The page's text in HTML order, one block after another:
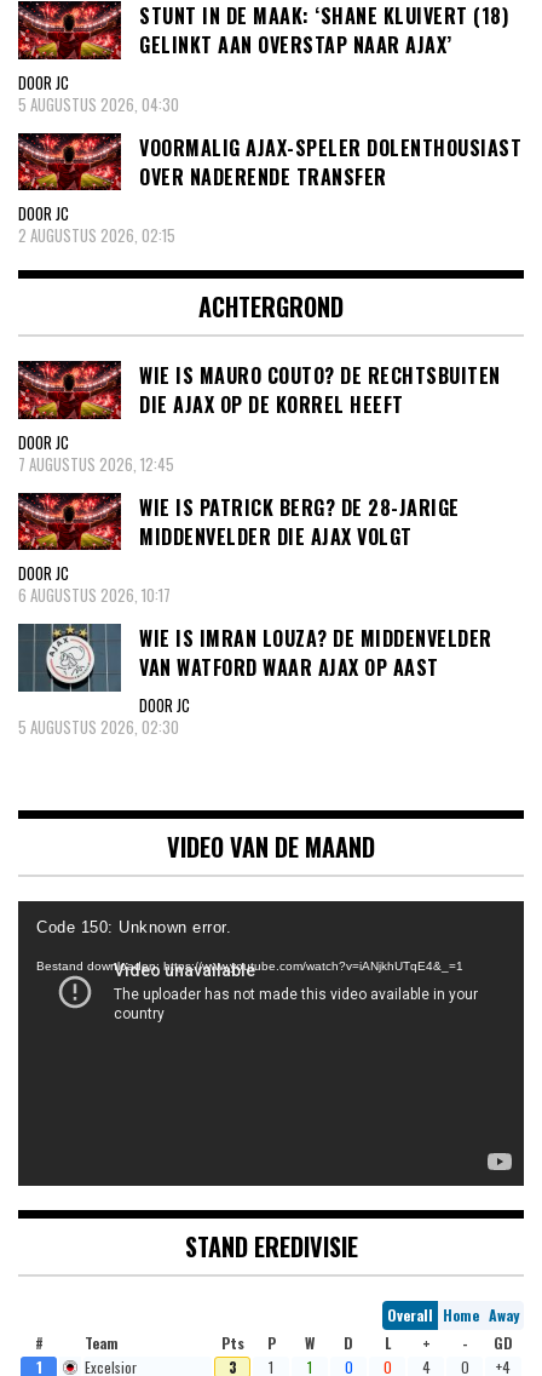
STUNT IN DE MAAK: ‘SHANE KLUIVERT (18)
GELINKT AAN OVERSTAP NAAR AJAX’
DOOR JC
5 AUGUSTUS 2026, 04:30
VOORMALIG AJAX-SPELER DOLENTHOUSIAST
OVER NADERENDE TRANSFER
DOOR JC
2 AUGUSTUS 2026, 02:15
ACHTERGROND
WIE IS MAURO COUTO? DE RECHTSBUITEN
DIE AJAX OP DE KORREL HEEFT
DOOR JC
7 AUGUSTUS 2026, 12:45
WIE IS PATRICK BERG? DE 28-JARIGE
MIDDENVELDER DIE AJAX VOLGT
DOOR JC
6 AUGUSTUS 2026, 10:17
WIE IS IMRAN LOUZA? DE MIDDENVELDER
VAN WATFORD WAAR AJAX OP AAST
DOOR JC
5 AUGUSTUS 2026, 02:30
VIDEO VAN DE MAAND
Videospeler
Code 150: Unknown error.
Bestand downloaden: https://www.youtube.com/watch?v=iANjkhUTqE4&_=1
STAND EREDIVISIE
Overall Home Away
#
Team Pts P W D L + -
GD
1
Excelsior 3 1 1 0 0 4 0 +4